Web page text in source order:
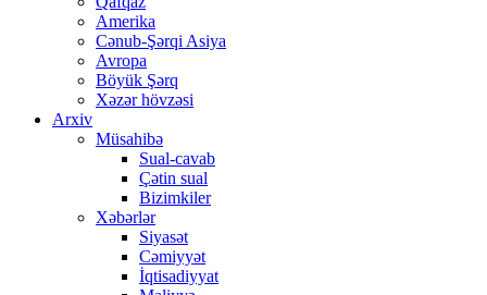
Amerika
Cənub-Şərqi Asiya
Avropa
Böyük Şərq
Xəzər hövzəsi
Arxiv
Müsahibə
Sual-cavab
Çətin sual
Bizimkiler
Xəbərlər
Siyasət
Cəmiyyət
İqtisadiyyat